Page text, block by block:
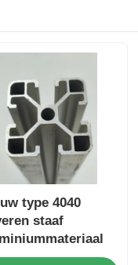
type 4040
staaf
T5 op maat